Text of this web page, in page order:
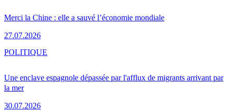
Merci la Chine : elle a sauvé l’économie mondiale
27.07.2026
Une enclave espagnole dépassée par l'afflux de migrants arrivant par
la mer
30.07.2026
POLITIQUE